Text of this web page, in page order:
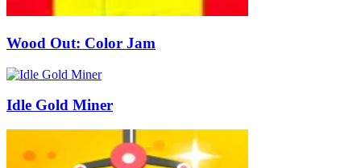
Wood Out: Color Jam
Idle Gold Miner